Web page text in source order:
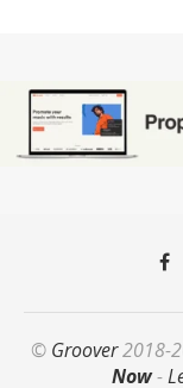
© Groover2018-
Now-